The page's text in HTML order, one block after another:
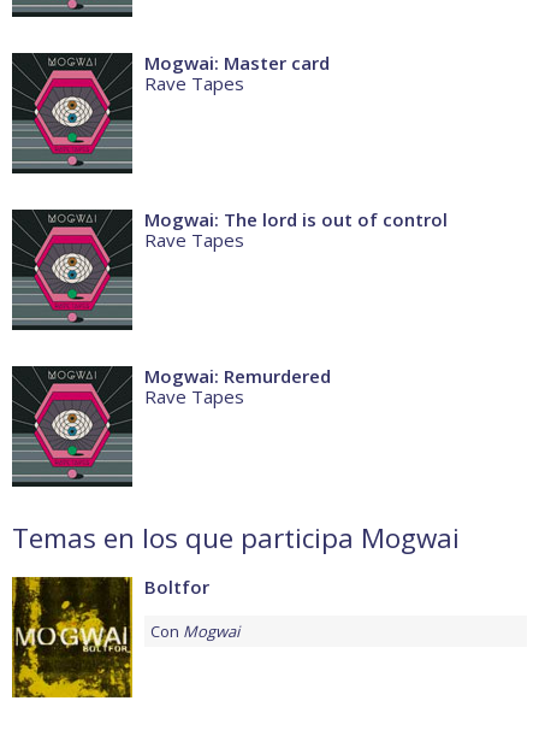
Mogwai: Master card
Rave Tapes
Mogwai: The lord is out of control
Rave Tapes
Mogwai: Remurdered
Rave Tapes
Temas en los que participa Mogwai
Boltfor
Con Mogwai